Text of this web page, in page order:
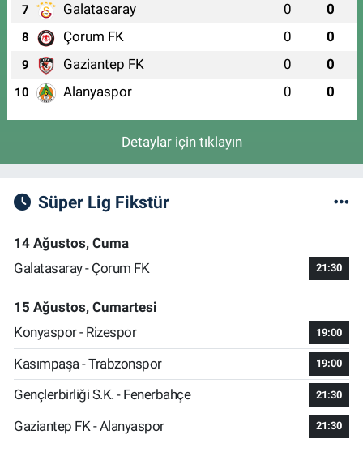
7 Galatasaray 0 0
8 Çorum FK 0 0
9 Gaziantep FK 0 0
10 Alanyaspor 0 0
Detaylar için tıklayın
Süper Lig Fikstür
14 Ağustos, Cuma
Galatasaray - Çorum FK
21:30
15 Ağustos, Cumartesi
Konyaspor - Rizespor
19:00
Kasımpaşa - Trabzonspor 19:00
Gençlerbirliği S.K. - Fenerbahçe 21:30
Gaziantep FK - Alanyaspor 21:30